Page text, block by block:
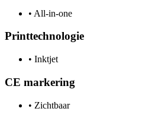
• All-in-one
Printtechnologie
• Inktjet
CE markering
• Zichtbaar